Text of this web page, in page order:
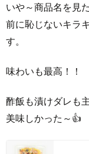
いや～商品名を見
前に恥じないキラ
す。
味わいも最高！！
酢飯も漬けダレも
美味しかった～👍